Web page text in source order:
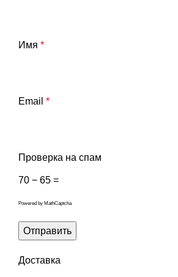
Имя *
Email *
Проверка на спам
70 − 65 =
Powered by MathCaptcha
Доставка